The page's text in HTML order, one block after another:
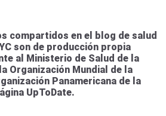
compartidos en el blog de salud
son de producción propia
al Ministerio de Salud de la
Organización Mundial de la
Panamericana de la
UpToDate.